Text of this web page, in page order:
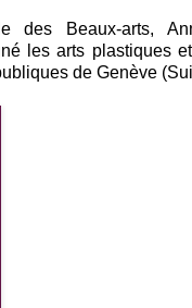
des Beaux-arts,
les arts plastiques
de Genève